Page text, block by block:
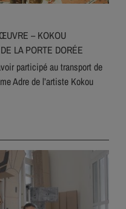
– KOKOU
LA PORTE DORÉE
participé au transport de
Adre de l’artiste Kokou